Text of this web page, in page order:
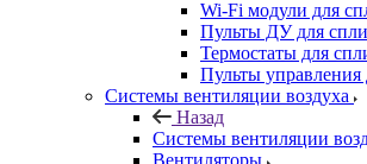
Wi-Fi модули для
Пульты ДУ для
Термостаты для
Пульты управления
Системы вентиляции воздуха
Назад
Системы вентиляции
Вентиляторы